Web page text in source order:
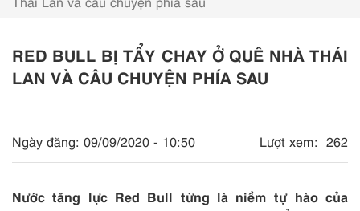
RED BULL BỊ TẨY CHAY Ở QUÊ NHÀ THÁI
LAN VÀ CÂU CHUYỆN PHÍA SAU
Ngày đăng: 09/09/2020 - 10:50 Lượt xem: 262
Nước tăng lực Red Bull từng là niềm tự hào của